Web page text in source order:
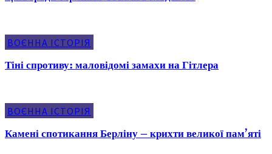
ВОЄННА ІСТОРІЯ
Тіні спротиву: маловідомі замахи на Гітлера
ВОЄННА ІСТОРІЯ
Камені спотикання Берліну – крихти великої пам’яті